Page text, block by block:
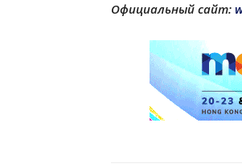
Официальный сайт: